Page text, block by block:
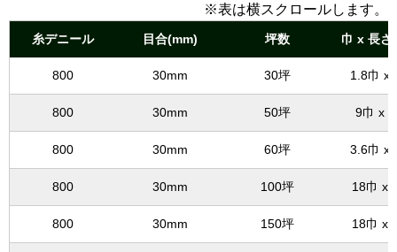
※表は横スクロールします。
糸デニール 目合(mm) 坪数 巾 x 長さ
800 30mm 30坪 1.8巾 x
800 30mm 50坪 9巾 x
800 30mm 60坪 3.6巾 x
800 30mm 100坪 18巾 x
800 30mm 150坪 18巾 x